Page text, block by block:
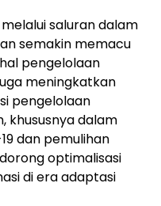
saluran dalam
semakin memacu
pengelolaan
meningkatkan
pengelolaan
khususnya dalam
dan pemulihan
optimalisasi
di era adaptasi